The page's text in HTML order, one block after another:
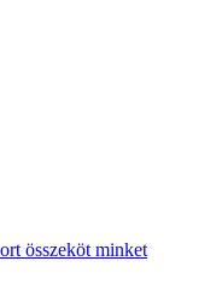
összeköt minket